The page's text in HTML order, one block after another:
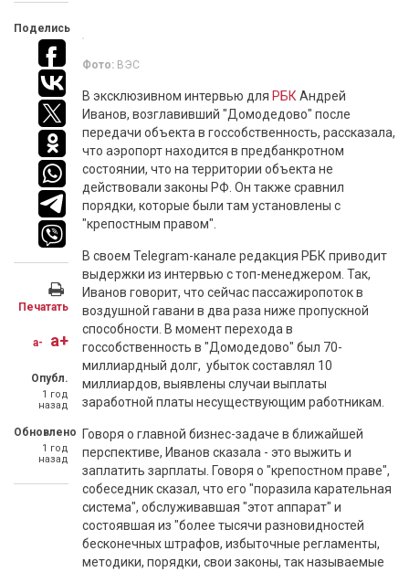
Поделись
Печатать
a- a+
Опубл.
1 год
назад
Обновлено
1 год
назад
Фото: ВЭС
В эксклюзивном интервью для РБК Андрей
Иванов, возглавивший "Домодедово" после
передачи объекта в госсобственность, рассказала,
что аэропорт находится в предбанкротном
состоянии, что на территории объекта не
действовали законы РФ. Он также сравнил
порядки, которые были там установлены с
"крепостным правом".
В своем Telegram-канале редакция РБК приводит
выдержки из интервью с топ-менеджером. Так,
Иванов говорит, что сейчас пассажиропоток в
воздушной гавани в два раза ниже пропускной
способности. В момент перехода в
госсобственность в "Домодедово" был 70-
миллиардный долг, убыток составлял 10
миллиардов, выявлены случаи выплаты
заработной платы несуществующим работникам.
Говоря о главной бизнес-задаче в ближайшей
перспективе, Иванов сказала - это выжить и
заплатить зарплаты. Говоря о "крепостном праве",
собеседник сказал, что его "поразила карательная
система", обслуживавшая "этот аппарат" и
состоявшая из "более тысячи разновидностей
бесконечных штрафов, избыточные регламенты,
методики, порядки, свои законы, так называемые